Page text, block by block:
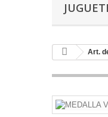
Art.